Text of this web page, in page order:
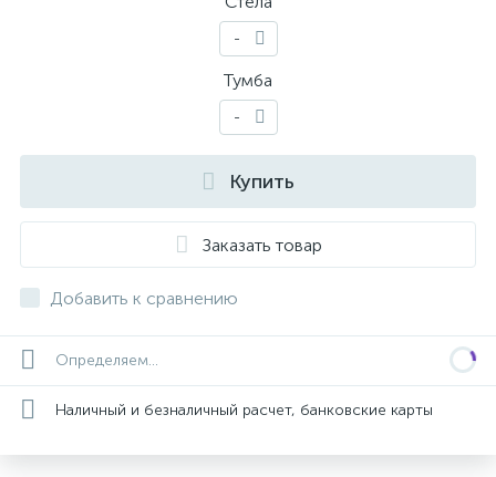
-
Тумба
-
Купить
Заказать товар
Добавить к сравнению
Определяем...
Наличный и безналичный расчет, банковские карты